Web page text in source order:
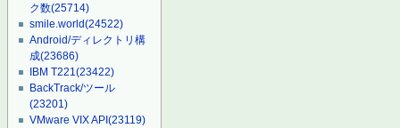
ク数(25714)
smile.world(24522)
Android/ディレクトリ構
成(23686)
IBM T221(23422)
BackTrack/ツール
(23201)
VMware VIX API(23119)